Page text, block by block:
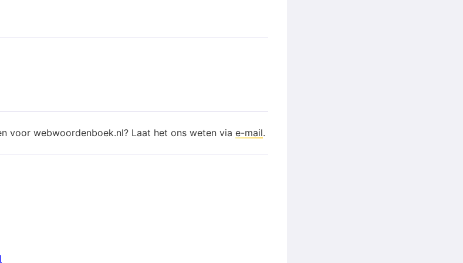
voor webwoordenboek.nl? Laat het ons weten via e-mail.